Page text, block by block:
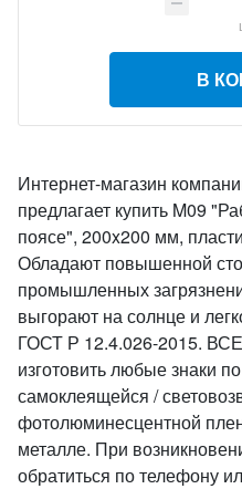
В
Интернет-магазин
предлагает купить M09
поясе", 200x200 мм,
Обладают повышенной
промышленных
выгорают на солнце и
ГОСТ Р 12.4.026-2015.
изготовить любые знаки
самоклеящейся /
фотолюминесцентной
металле. При
обратиться по телефону